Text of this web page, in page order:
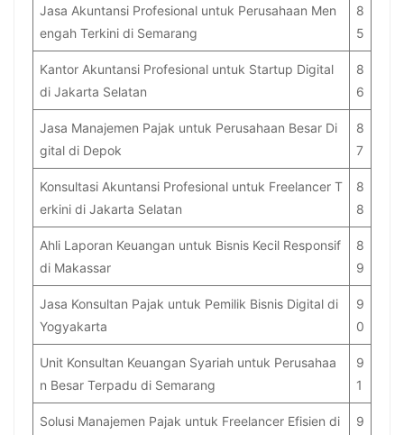
Jasa Akuntansi Profesional untuk Perusahaan Men
engah Terkini di Semarang
8
5
Kantor Akuntansi Profesional untuk Startup Digital
di Jakarta Selatan
8
6
Jasa Manajemen Pajak untuk Perusahaan Besar Di
gital di Depok
8
7
Konsultasi Akuntansi Profesional untuk Freelancer T
erkini di Jakarta Selatan
8
8
Ahli Laporan Keuangan untuk Bisnis Kecil Responsif
di Makassar
8
9
Jasa Konsultan Pajak untuk Pemilik Bisnis Digital di
Yogyakarta
9
0
Unit Konsultan Keuangan Syariah untuk Perusahaa
n Besar Terpadu di Semarang
9
1
Solusi Manajemen Pajak untuk Freelancer Efisien di
9